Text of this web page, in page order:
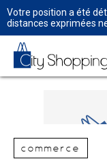
Votre position a été
distances exprimées
commerce